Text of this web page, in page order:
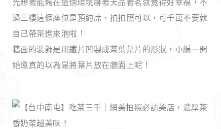
光想著能夠在這個環境聊著天品著茗就覺得好幸福，不
過三樓這個座位是預約席，拍拍照可以，可千萬不要就
自己帶茶進來泡啦！
牆面的裝飾是用鐵片凹製成茶葉葉片的形狀，小編一開
始還真的以為是將葉片放在牆面上呢！